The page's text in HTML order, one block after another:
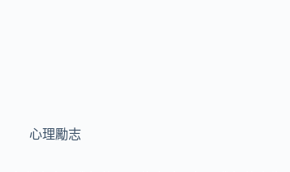
心理勵志